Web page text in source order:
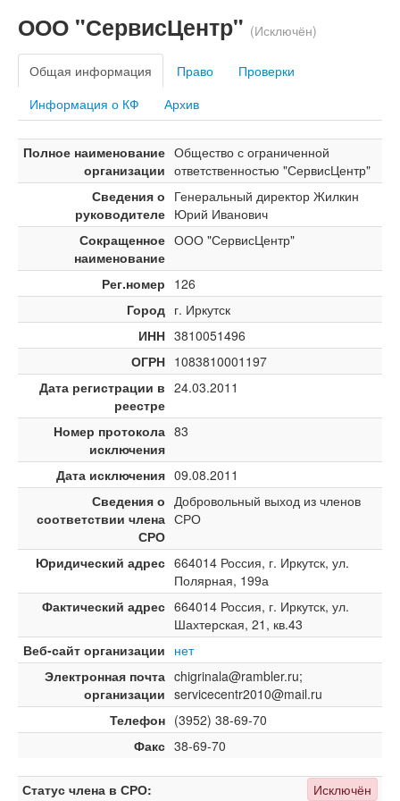
ООО "СервисЦентр" (Исключён)
Общая информация Право
Проверки
Информация о КФ
Архив
Полное наименование
организации
Общество с ограниченной
ответственностью "СервисЦентр"
Сведения о
руководителе
Генеральный директор Жилкин
Юрий Иванович
Сокращенное
наименование
ООО "СервисЦентр"
Рег.номер 126
Город г. Иркутск
ИНН 3810051496
ОГРН 1083810001197
Дата регистрации в
реестре
24.03.2011
Номер протокола
исключения
83
Дата исключения 09.08.2011
Сведения о
соответствии члена
СРО
Добровольный выход из членов
СРО
Юридический адрес 664014 Россия, г. Иркутск, ул.
Полярная, 199а
Фактический адрес 664014 Россия, г. Иркутск, ул.
Шахтерская, 21, кв.43
Веб-сайт организации нет
Электронная почта
организации
chigrinala@rambler.ru;
servicecentr2010@mail.ru
Телефон (3952) 38-69-70
Факс 38-69-70
Статус члена в СРО: Исключён